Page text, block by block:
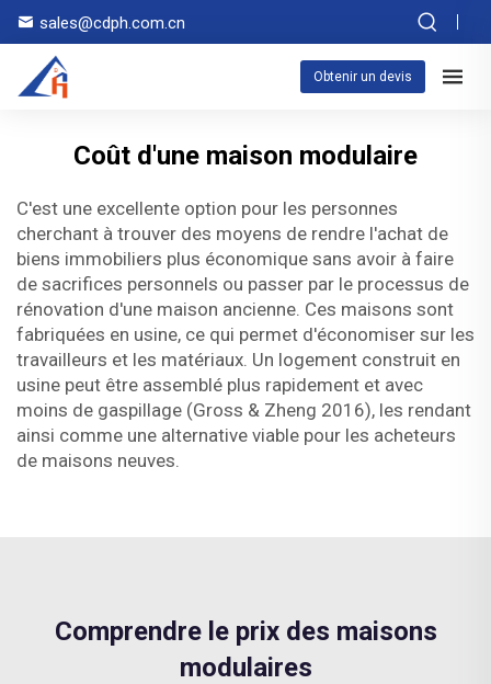
sales@cdph.com.cn
Obtenir un devis
Coût d'une maison modulaire
C'est une excellente option pour les personnes
cherchant à trouver des moyens de rendre l'achat de
biens immobiliers plus économique sans avoir à faire
de sacrifices personnels ou passer par le processus de
rénovation d'une maison ancienne. Ces maisons sont
fabriquées en usine, ce qui permet d'économiser sur les
travailleurs et les matériaux. Un logement construit en
usine peut être assemblé plus rapidement et avec
moins de gaspillage (Gross & Zheng 2016), les rendant
ainsi comme une alternative viable pour les acheteurs
de maisons neuves.
Comprendre le prix des maisons
modulaires